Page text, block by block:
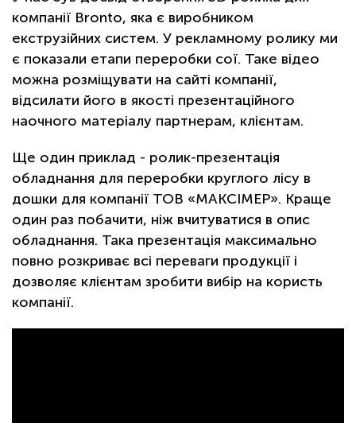
компанії Bronto, яка є виробником
екструзійних систем. У рекламному ролику ми
є показали етапи переробки сої. Таке відео
можна розміщувати на сайті компанії,
відсилати його в якості презентаційного
наочного матеріалу партнерам, клієнтам.
Ще один приклад - ролик-презентація
обладнання для переробки круглого лісу в
дошки для компанії ТОВ «МАКСІМЕР». Краще
один раз побачити, ніж вчитуватися в опис
обладнання. Така презентація максимально
повно розкриває всі переваги продукції і
дозволяє клієнтам зробити вибір на користь
компанії.